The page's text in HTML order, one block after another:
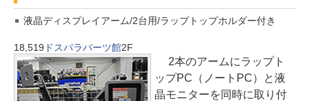
液晶ディスプレイアーム/2台用/ラップトップホルダー付き
18,519 ドスパラパーツ館2F
2本のアームにラップト
ップPC（ノートPC）と液
晶モニターを同時に取り付